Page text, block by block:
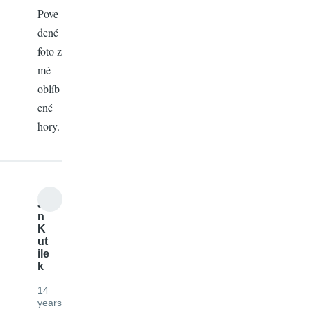
Pove
dené
foto z
mé
oblíb
ené
hory.
Ja
n
K
ut
ile
k
14
years